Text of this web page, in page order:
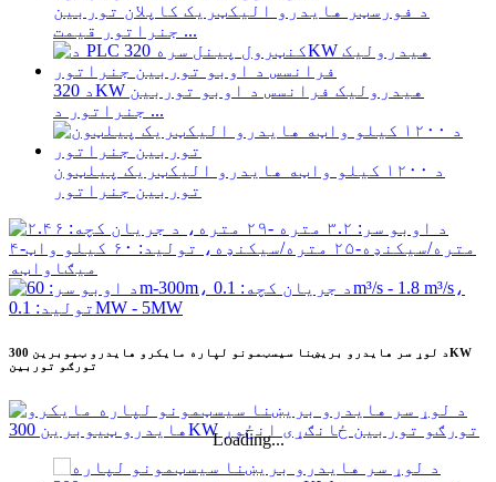
د فورسټر هایدرو الیکټریک کاپلان توربین
جنراتور قیمت ...
د 320KW هیدرولیک فرانسس د اوبو توربین
جنراتور د ...
د ۱۲۰۰ کیلو واټه هایدرو الیکټریک پیلټون
توربین جنراتور
د لوړ سر هایدرو بریښنا سیسټمونو لپاره مایکرو هایدرو ټیوبرین 300KW
تورګو توربین
Loading...